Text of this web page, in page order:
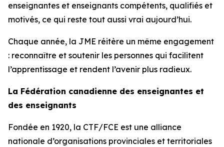
enseignantes et enseignants compétents, qualifiés et
motivés, ce qui reste tout aussi vrai aujourd’hui.
Chaque année, la JME réitère un même engagement
: reconnaître et soutenir les personnes qui facilitent
l’apprentissage et rendent l’avenir plus radieux.
La Fédération canadienne des enseignantes et
des enseignants
Fondée en 1920, la CTF/FCE est une alliance
nationale d’organisations provinciales et territoriales